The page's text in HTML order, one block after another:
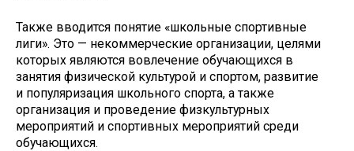
Также вводится понятие «школьные спортивные
лиги». Это — некоммерческие организации, целями
которых являются вовлечение обучающихся в
занятия физической культурой и спортом, развитие
и популяризация школьного спорта, а также
организация и проведение физкультурных
мероприятий и спортивных мероприятий среди
обучающихся.